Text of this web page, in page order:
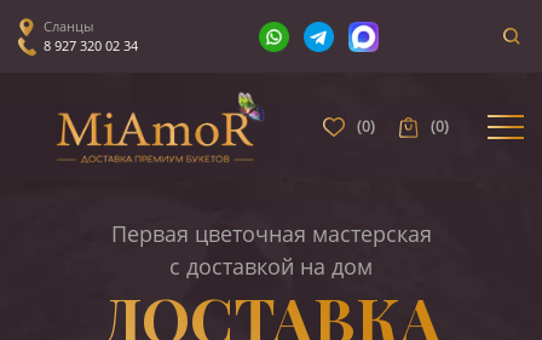
Сланцы
8 927 320 02 34
(0) (0)
Первая цветочная мастерская
с доставкой на дом
ДОСТАВКА